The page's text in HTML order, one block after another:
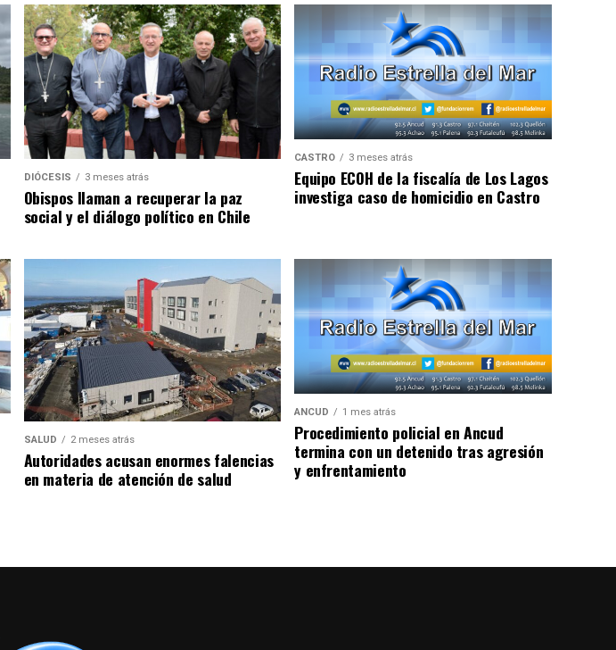
DIÓCESIS 3 meses atrás
Obispos llaman a recuperar la paz
social y el diálogo político en Chile
CASTRO 3 meses atrás
Equipo ECOH de la fiscalía de Los Lagos
investiga caso de homicidio en Castro
SALUD 2 meses atrás
Autoridades acusan enormes falencias
en materia de atención de salud
ANCUD 1 mes atrás
Procedimiento policial en Ancud
termina con un detenido tras agresión
y enfrentamiento